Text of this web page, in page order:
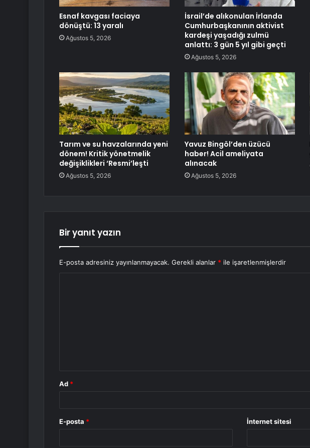
Esnaf kavgası faciaya
dönüştü: 13 yaralı
Ağustos 5, 2026
İsrail’de alıkonulan İrlanda
Cumhurbaşkanının aktivist
kardeşi yaşadığı zulmü
anlattı: 3 gün 5 yıl gibi geçti
Ağustos 5, 2026
Tarım ve su havzalarında yeni
dönem! Kritik yönetmelik
değişiklikleri ‘Resmi’leşti
Ağustos 5, 2026
Yavuz Bingöl’den üzücü
haber! Acil ameliyata
alınacak
Ağustos 5, 2026
Bir yanıt yazın
E-posta adresiniz yayınlanmayacak. Gerekli alanlar * ile işaretlenmişlerdir
Ad *
E-posta * İnternet sitesi